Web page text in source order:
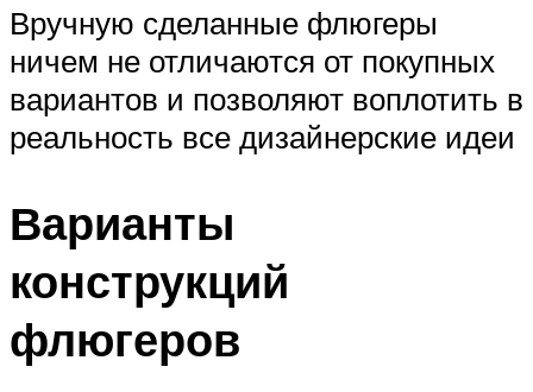
Вручную сделанные флюгеры
ничем не отличаются от покупных
вариантов и позволяют воплотить в
реальность все дизайнерские идеи
Варианты
конструкций
флюгеров